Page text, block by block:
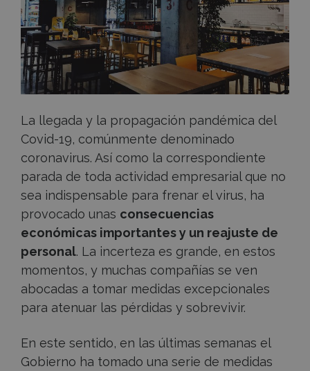
de
personal
durante
la
crisis
del
Covid-
19
La llegada y la propagación pandémica del
Covid-19, comúnmente denominado
coronavirus. Así como la correspondiente
parada de toda actividad empresarial que no
sea indispensable para frenar el virus, ha
provocado unas consecuencias
económicas importantes y un reajuste de
personal. La incerteza es grande, en estos
momentos, y muchas compañías se ven
abocadas a tomar medidas excepcionales
para atenuar las pérdidas y sobrevivir.
En este sentido, en las últimas semanas el
Gobierno ha tomado una serie de medidas